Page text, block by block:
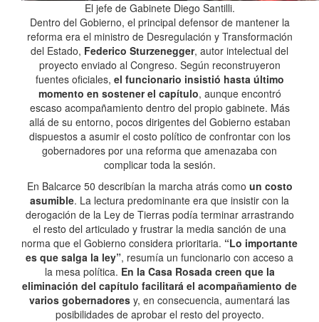
El jefe de Gabinete Diego Santilli.
Dentro del Gobierno, el principal defensor de mantener la
reforma era el ministro de Desregulación y Transformación
del Estado, Federico Sturzenegger, autor intelectual del
proyecto enviado al Congreso. Según reconstruyeron
fuentes oficiales, el funcionario insistió hasta último
momento en sostener el capítulo, aunque encontró
escaso acompañamiento dentro del propio gabinete. Más
allá de su entorno, pocos dirigentes del Gobierno estaban
dispuestos a asumir el costo político de confrontar con los
gobernadores por una reforma que amenazaba con
complicar toda la sesión.
En Balcarce 50 describían la marcha atrás como un costo
asumible. La lectura predominante era que insistir con la
derogación de la Ley de Tierras podía terminar arrastrando
el resto del articulado y frustrar la media sanción de una
norma que el Gobierno considera prioritaria. “Lo importante
es que salga la ley”, resumía un funcionario con acceso a
la mesa política. En la Casa Rosada creen que la
eliminación del capítulo facilitará el acompañamiento de
varios gobernadores y, en consecuencia, aumentará las
posibilidades de aprobar el resto del proyecto.